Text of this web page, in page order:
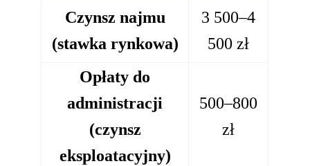
Czynsz najmu
(stawka rynkowa)
3 500–4
500 zł
Opłaty do
administracji
(czynsz
eksploatacyjny)
500–800
zł